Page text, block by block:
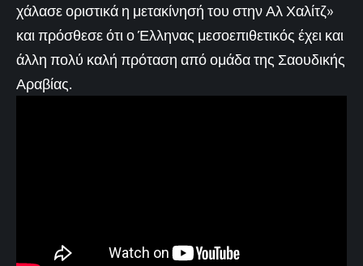
χάλασε οριστικά η μετακίνησή του στην Αλ Χαλίτζ»
και πρόσθεσε ότι ο Έλληνας μεσοεπιθετικός έχει και
άλλη πολύ καλή πρόταση από ομάδα της Σαουδικής
Αραβίας.